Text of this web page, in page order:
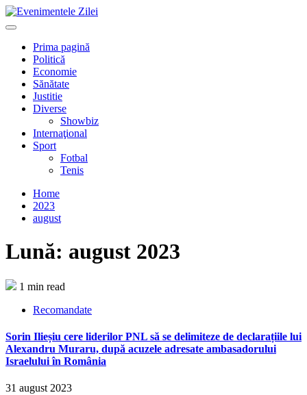
Mergi
la
Primary
Prima pagină
Politică
Economie
Sănătate
Justitie
Diverse
Showbiz
Internaţional
Sport
Fotbal
Tenis
Home
2023
august
Lună: august 2023
1 min read
Recomandate
Sorin Ilieșiu cere liderilor PNL să se delimiteze de declarațiile lui
Alexandru Muraru, după acuzele adresate ambasadorului
Israelului în România
31 august 2023